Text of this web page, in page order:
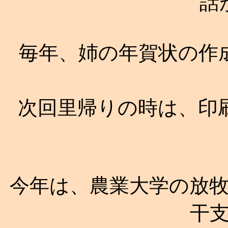
毎年、姉の年賀状の
次回里帰りの時は、
今年は、農業大学の放
干